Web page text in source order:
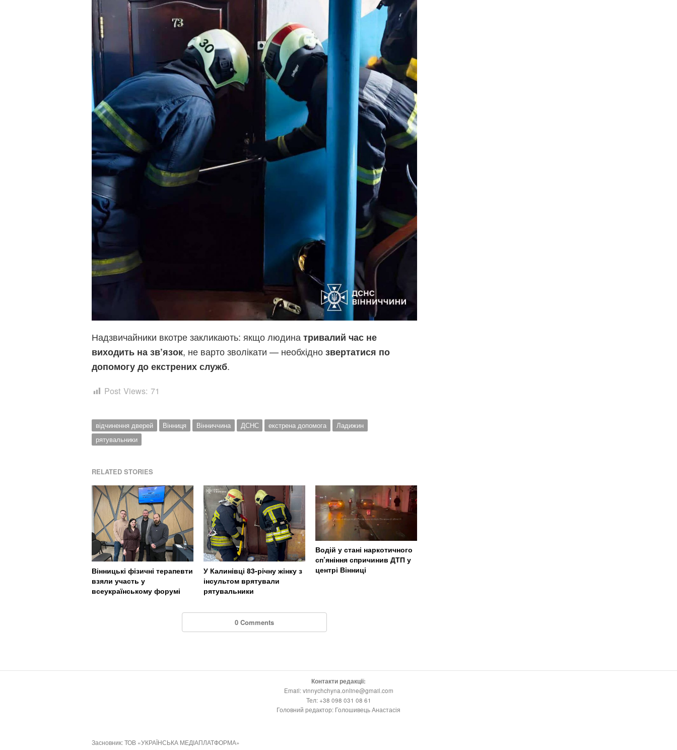
Надзвичайники вкотре закликають: якщо людинатривалий час не
виходить на зв’язок, не варто зволікати — необхіднозвертатися по
допомогу до екстрених служб.
Post Views: 71
відчинення дверей Вінниця Вінниччина ДСНС екстрена допомога
Ладижин
рятувальники
RELATED STORIES
Вінницькі фізичні терапевти
взяли участь у
всеукраїнському форумі
У Калинівці 83-річну жінку з
інсультом врятували
рятувальники
Водій у стані наркотичного
сп’яніння спричинив ДТП у
центрі Вінниці
0 Comments
Контакти редакції:
Email: vinnychchyna.online@gmail.com
Тел: +38 098 031 08 61
Головний редактор: Голошивець Анастасія
Засновник: ТОВ «УКРАЇНСЬКА МЕДІАПЛАТФОРМА»